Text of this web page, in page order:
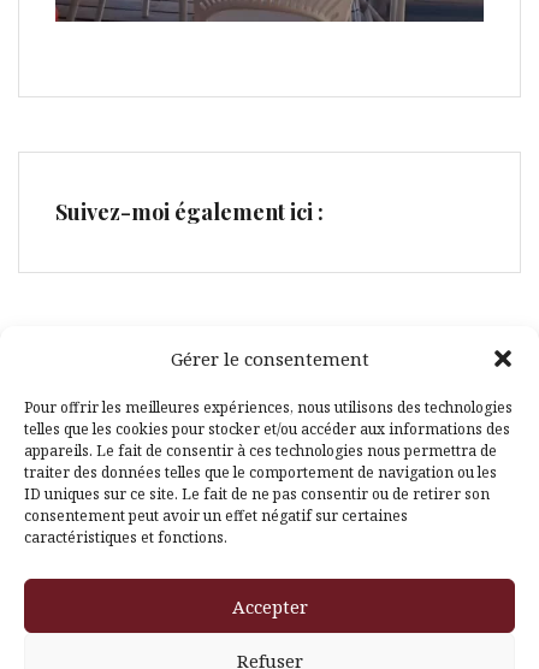
Gérer le consentement
Pour offrir les meilleures expériences, nous utilisons des technologies
telles que les cookies pour stocker et/ou accéder aux informations des
appareils. Le fait de consentir à ces technologies nous permettra de
traiter des données telles que le comportement de navigation ou les
ID uniques sur ce site. Le fait de ne pas consentir ou de retirer son
consentement peut avoir un effet négatif sur certaines
caractéristiques et fonctions.
Accepter
Refuser
Suivez-moi également ici :
Facebook
Pinterest
Themeisle